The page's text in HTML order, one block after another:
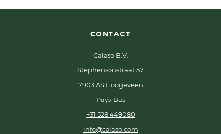
CONTACT
Calaso B.V.
Stephensonstraat 57
7903 AS Hoogeveen
Pays-Bas
+31 528 449080
info@calaso.com